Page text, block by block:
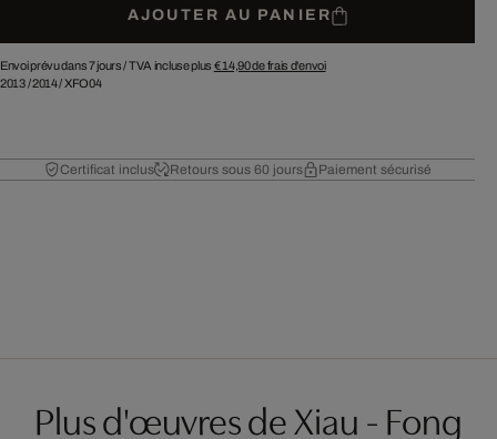
AJOUTER AU PANIER
Envoi prévu dans 7 jours /TVA incluse plus € 14,90de frais d'envoi
2013/2014/XFO04
Certificat inclus Retours sous 60 jours Paiement sécurisé
Plus d'œuvres de Xiau - Fong